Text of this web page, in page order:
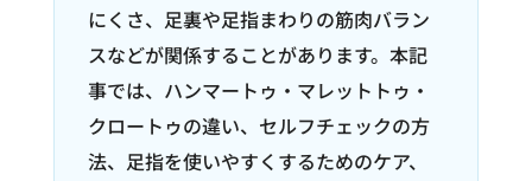
にくさ、足裏や足指まわりの筋肉バラン
スなどが関係することがあります。本記
事では、ハンマートゥ・マレットトゥ・
クロートゥの違い、セルフチェックの方
法、足指を使いやすくするためのケア、